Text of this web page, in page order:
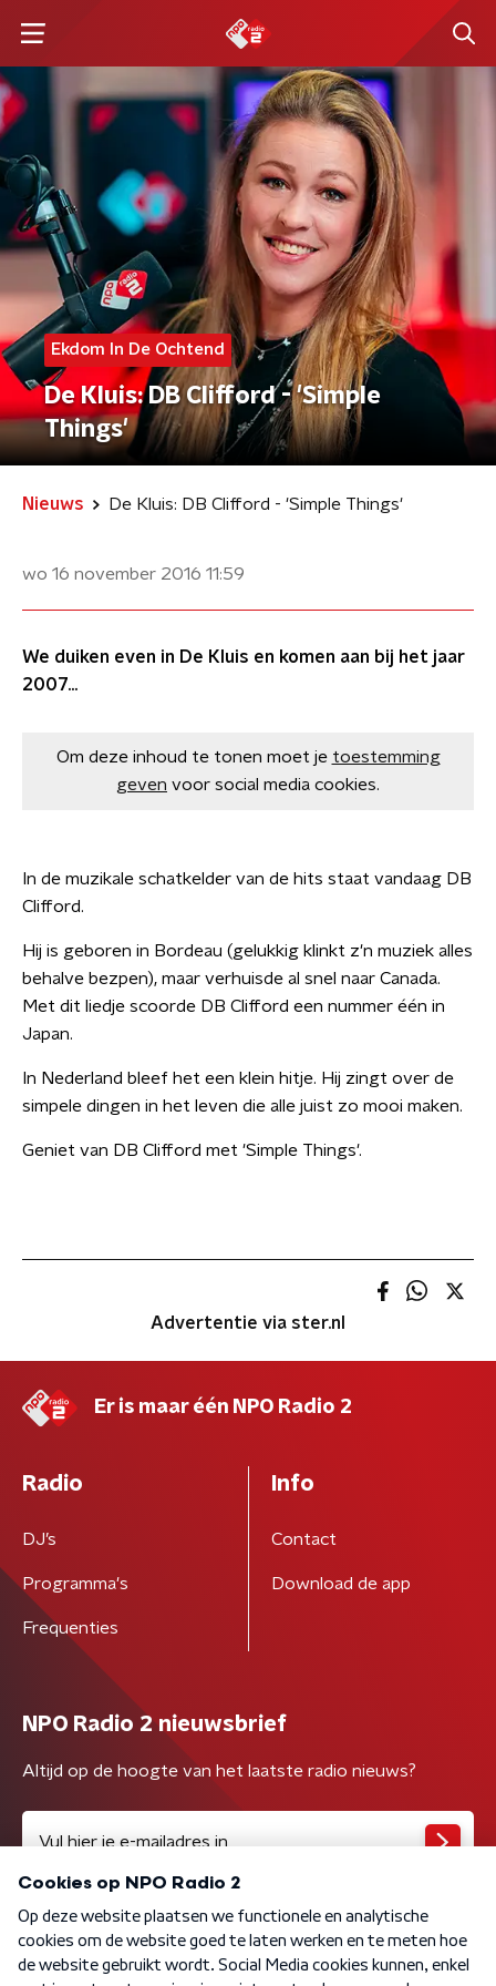
Ekdom In De Ochtend
De Kluis: DB Clifford - 'Simple
Things'
Nieuws De Kluis: DB Clifford - 'Simple Things'
wo 16 november 2016 11:59
We duiken even in De Kluis en komen aan bij het jaar
2007...
Om deze inhoud te tonen moet je toestemming
geven voor social media cookies.
In de muzikale schatkelder van de hits staat vandaag DB
Clifford.
Hij is geboren in Bordeau (gelukkig klinkt z'n muziek alles
behalve bezpen), maar verhuisde al snel naar Canada.
Met dit liedje scoorde DB Clifford een nummer één in
Japan.
In Nederland bleef het een klein hitje. Hij zingt over de
simpele dingen in het leven die alle juist zo mooi maken.
Geniet van DB Clifford met 'Simple Things'.
Advertentie via ster.nl
Er is maar één NPO Radio 2
Radio
DJ’s
Programma's
Frequenties
Info
Contact
Download de app
NPO Radio 2 nieuwsbrief
Altijd op de hoogte van het laatste radio nieuws?
Algemene voorwaarden